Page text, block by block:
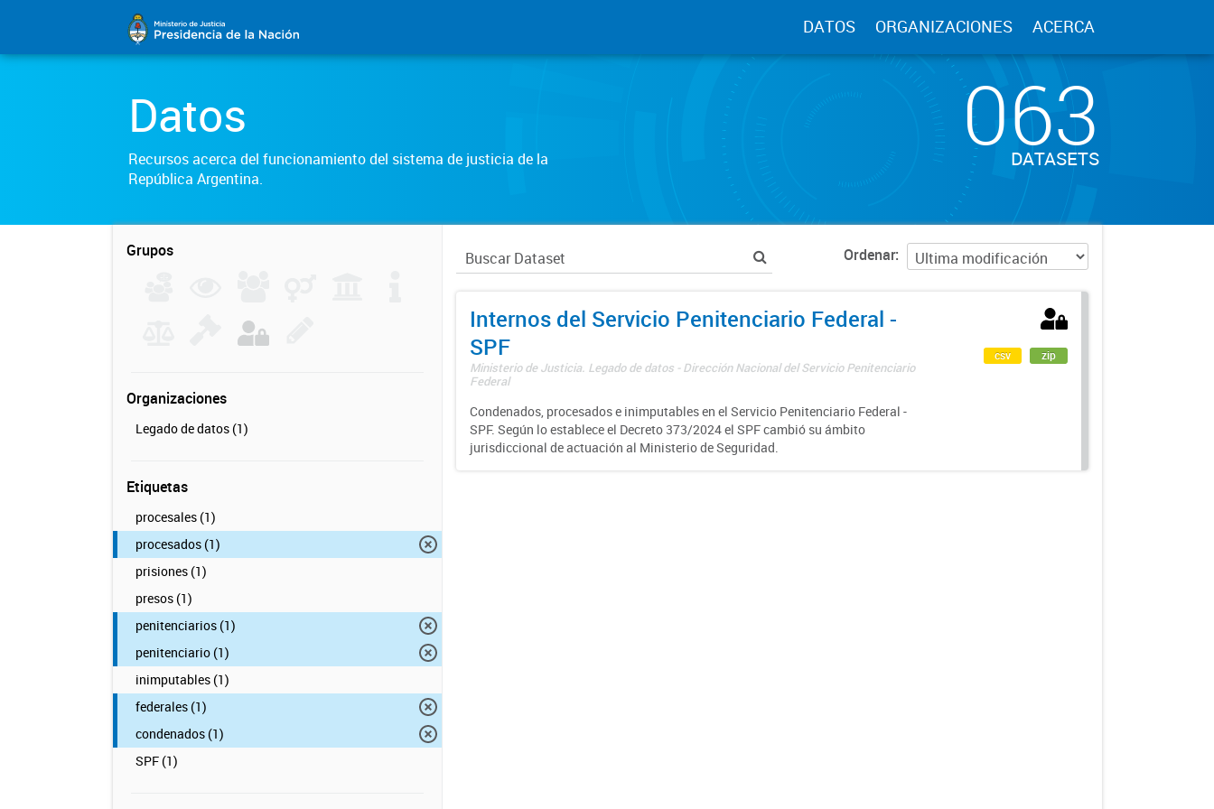
DATOS ORGANIZACIONES ACERCA
Datos
Recursos acerca del funcionamiento del sistema de justicia de la
República Argentina.
063
DATASETS
Grupos
Organizaciones
Legado de datos (1)
Etiquetas
procesales (1)
procesados (1)
prisiones (1)
presos (1)
penitenciarios (1)
penitenciario (1)
inimputables (1)
federales (1)
condenados (1)
SPF (1)
Ordenar
Internos del Servicio Penitenciario Federal -
SPF
Ministerio de Justicia. Legado de datos - Dirección Nacional del Servicio Penitenciario
Federal
Condenados, procesados e inimputables en el Servicio Penitenciario Federal -
SPF. Según lo establece el Decreto 373/2024 el SPF cambió su ámbito
jurisdiccional de actuación al Ministerio de Seguridad.
csv zip